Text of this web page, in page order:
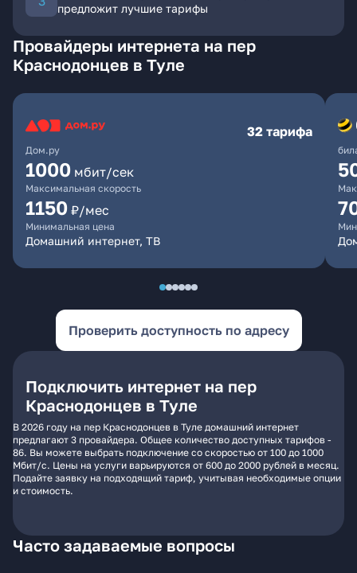
предложит лучшие тарифы
Провайдеры интернета на пер
Краснодонцев в Туле
Дом.ру
32 тарифа
1000 мбит/сек
Максимальная скорость
1150 ₽/мес
Минимальная цена
Домашний интернет, ТВ
Проверить доступность по адресу
Подключить интернет на пер
Краснодонцев в Туле
В 2026 году на пер Краснодонцев в Туле домашний интернет
предлагают 3 провайдера. Общее количество доступных тарифов -
86. Вы можете выбрать подключение со скоростью от 100 до 1000
Мбит/с. Цены на услуги варьируются от 600 до 2000 рублей в месяц.
Подайте заявку на подходящий тариф, учитывая необходимые опции
и стоимость.
Часто задаваемые вопросы